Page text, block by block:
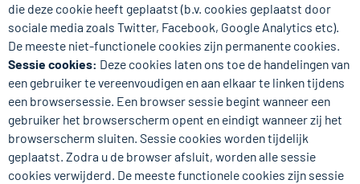
die deze cookie heeft geplaatst (b.v. cookies geplaatst door
sociale media zoals Twitter, Facebook, Google Analytics etc).
De meeste niet-functionele cookies zijn permanente cookies.
Sessie cookies: Deze cookies laten ons toe de handelingen van
een gebruiker te vereenvoudigen en aan elkaar te linken tijdens
een browsersessie. Een browser sessie begint wanneer een
gebruiker het browserscherm opent en eindigt wanneer zij het
browserscherm sluiten. Sessie cookies worden tijdelijk
geplaatst. Zodra u de browser afsluit, worden alle sessie
cookies verwijderd. De meeste functionele cookies zijn sessie